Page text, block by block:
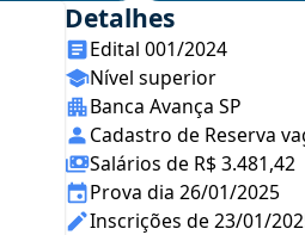
Detalhes
Edital 001/2024
Nível superior
Banca Avança SP
Cadastro de Reserva
Salários de R$ 3.481,42
Prova dia 26/01/2025
Inscrições de 23/01/